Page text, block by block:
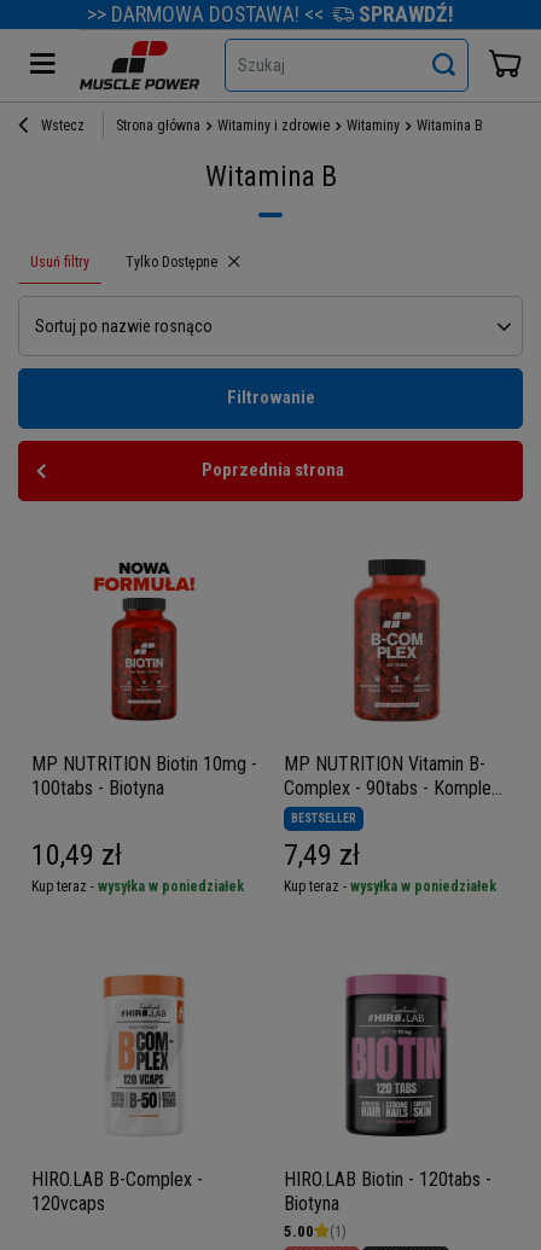
>> DARMOWA DOSTAWA! << SPRAWDŹ!
Szukaj
Wstecz Strona główna Witaminy i zdrowie Witaminy Witamina B
Witamina B
Usuń filtry Usuń filtr
Tylko Dostępne
Sortuj po nazwie rosnąco
Filtrowanie
Poprzednia strona
MP NUTRITION Biotin 10mg -
100tabs - Biotyna
10,49 zł
Kup teraz - wysyłka w poniedziałek
MP NUTRITION Vitamin B-
Complex - 90tabs - Kompleks
Witamin B
BESTSELLER
7,49 zł
Kup teraz - wysyłka w poniedziałek
HIRO.LAB B-Complex -
120vcaps
HIRO.LAB Biotin - 120tabs -
Biotyna
5.00 (1)